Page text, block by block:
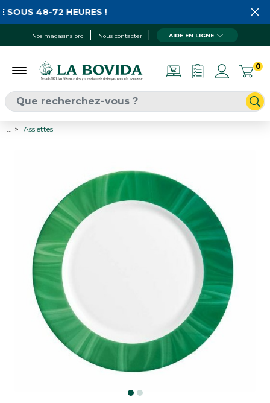
Nos magasins pro Nous contacter AIDE EN LIGNE
0
48-72 HEURES !
Assiettes